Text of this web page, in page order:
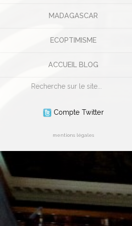
MADAGASCAR
ECOPTIMISME
ACCUEIL BLOG
Rechercher
Compte Twitter
mentions légales